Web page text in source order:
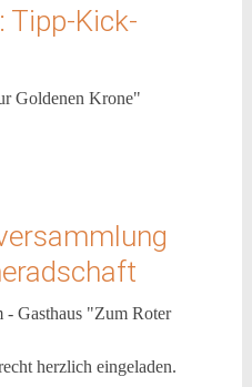
Tipp-Kick-
Goldenen Krone"
- Gasthaus "Zum Roter
herzlich eingeladen.